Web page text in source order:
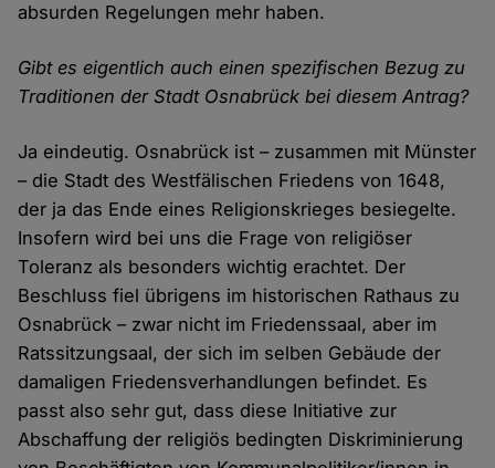
absurden Regelungen mehr haben.
Gibt es eigentlich auch einen spezifischen Bezug zu
Traditionen der Stadt Osnabrück bei diesem Antrag?
Ja eindeutig. Osnabrück ist – zusammen mit Münster
– die Stadt des Westfälischen Friedens von 1648,
der ja das Ende eines Religionskrieges besiegelte.
Insofern wird bei uns die Frage von religiöser
Toleranz als besonders wichtig erachtet. Der
Beschluss fiel übrigens im historischen Rathaus zu
Osnabrück – zwar nicht im Friedenssaal, aber im
Ratssitzungsaal, der sich im selben Gebäude der
damaligen Friedensverhandlungen befindet. Es
passt also sehr gut, dass diese Initiative zur
Abschaffung der religiös bedingten Diskriminierung